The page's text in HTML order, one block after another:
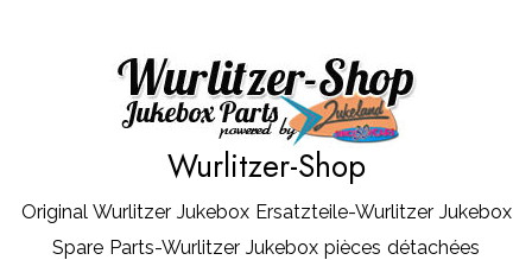
Wurlitzer-Shop
Original Wurlitzer Jukebox Ersatzteile-Wurlitzer Jukebox
Spare Parts-Wurlitzer Jukebox pièces détachées